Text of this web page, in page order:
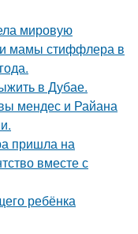
мировую
мамы стиффлера в
в Дубае.
мендес и Райана
пришла на
вместе с
ребёнка